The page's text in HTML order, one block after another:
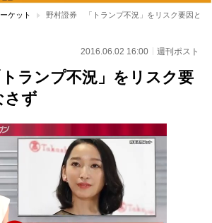
ケット 野村證券 「トランプ不況」をリスク要因とし
2016.06.02 16:00 週刊ポスト
ランプ不況」をリスク要
さず